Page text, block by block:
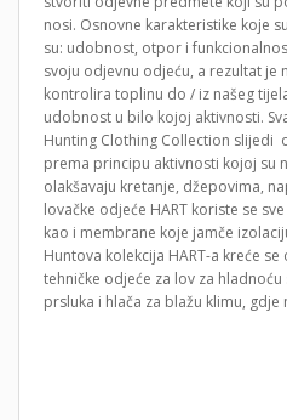
nosi. Osnovne karakteristike koje
su: udobnost, otpor i
svoju odjevnu odjeću, a rezultat je
kontrolira toplinu do / iz našeg
udobnost u bilo kojoj aktivnosti.
Hunting Clothing Collection slijedi
prema principu aktivnosti kojoj su
olakšavaju kretanje, džepovima,
lovačke odjeće HART koriste se
kao i membrane koje jamče
Huntova kolekcija HART-a kreće
tehničke odjeće za lov za
prsluka i hlača za blažu klimu,